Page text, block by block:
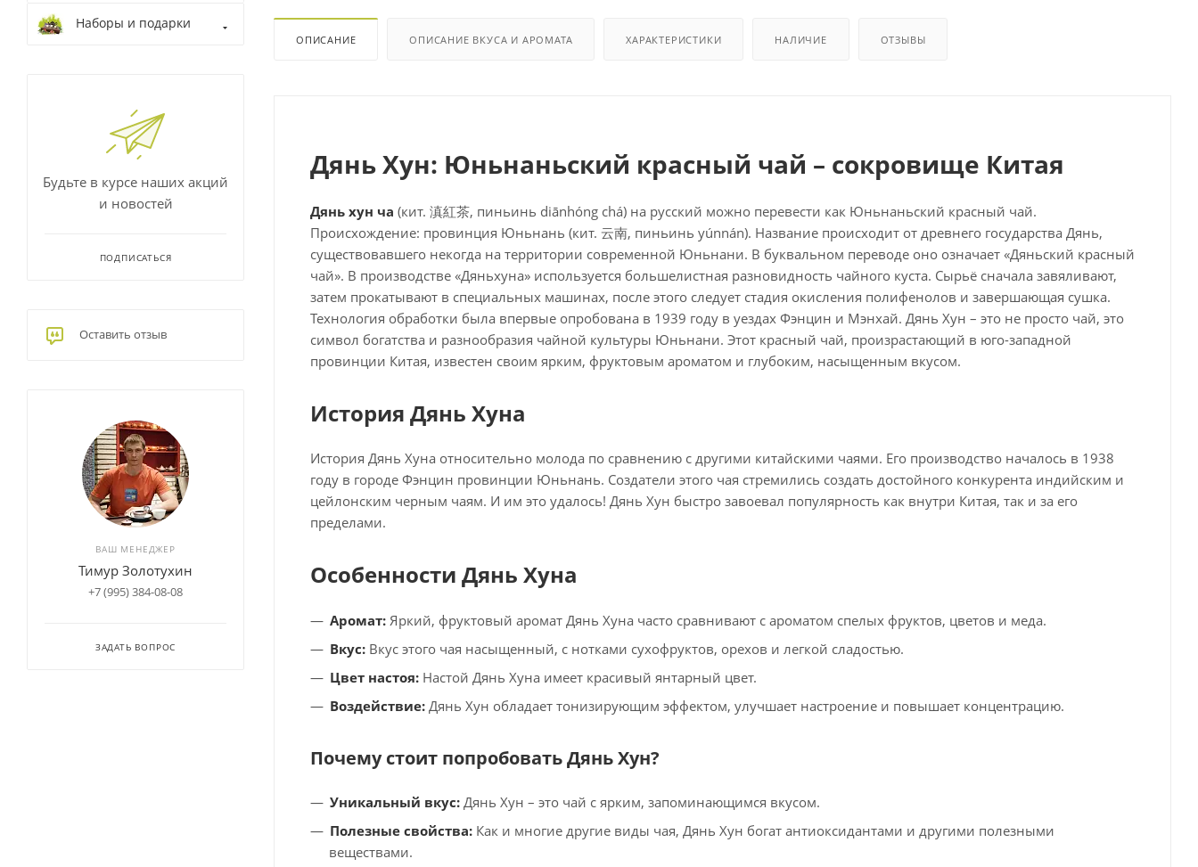
ОПИСАНИЕ ОПИСАНИЕ ВКУСА И АРОМАТА ХАРАКТЕРИСТИКИ НАЛИЧИЕ ОТЗЫВЫ
Дянь Хун: Юньнаньский красный чай – сокровище Китая
Дянь хун ча (кит. 滇紅茶, пиньинь diānhóng chá) на русский можно перевести как Юньнаньский красный чай.
Происхождение: провинция Юньнань (кит. 云南, пиньинь yúnnán). Название происходит от древнего государства Дянь,
существовавшего некогда на территории современной Юньнани. В буквальном переводе оно означает «Дяньский красный
чай». В производстве «Дяньхуна» используется большелистная разновидность чайного куста. Сырьё сначала завяливают,
затем прокатывают в специальных машинах, после этого следует стадия окисления полифенолов и завершающая сушка.
Технология обработки была впервые опробована в 1939 году в уездах Фэнцин и Мэнхай. Дянь Хун – это не просто чай, это
символ богатства и разнообразия чайной культуры Юньнани. Этот красный чай, произрастающий в юго-западной
провинции Китая, известен своим ярким, фруктовым ароматом и глубоким, насыщенным вкусом.
История Дянь Хуна
История Дянь Хуна относительно молода по сравнению с другими китайскими чаями. Его производство началось в 1938
году в городе Фэнцин провинции Юньнань. Создатели этого чая стремились создать достойного конкурента индийским и
цейлонским черным чаям. И им это удалось! Дянь Хун быстро завоевал популярность как внутри Китая, так и за его
пределами.
Особенности Дянь Хуна
Аромат: Яркий, фруктовый аромат Дянь Хуна часто сравнивают с ароматом спелых фруктов, цветов и меда.
Вкус: Вкус этого чая насыщенный, с нотками сухофруктов, орехов и легкой сладостью.
Цвет настоя: Настой Дянь Хуна имеет красивый янтарный цвет.
Воздействие: Дянь Хун обладает тонизирующим эффектом, улучшает настроение и повышает концентрацию.
Почему стоит попробовать Дянь Хун?
Уникальный вкус: Дянь Хун – это чай с ярким, запоминающимся вкусом.
Полезные свойства: Как и многие другие виды чая, Дянь Хун богат антиоксидантами и другими полезными
веществами.
Наборы и подарки
Будьте в курсе наших акций
и новостей
ПОДПИСАТЬСЯ
Оставить отзыв
ВАШ МЕНЕДЖЕР
Тимур Золотухин
+7 (995) 384-08-08
ЗАДАТЬ ВОПРОС